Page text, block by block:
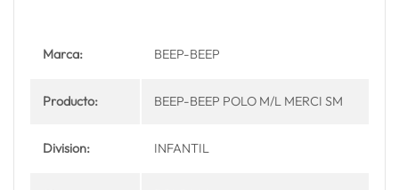
Marca: BEEP-BEEP
Producto: BEEP-BEEP POLO M/L MERCI SM
Division: INFANTIL